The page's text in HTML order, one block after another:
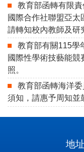
教育部函轉有限
國際合作社聯盟亞
請轉知校內教師及研
教育部有關115學
國際性學術技藝能競
照。
教育部函轉海洋
須知，請惠予周知並
地址